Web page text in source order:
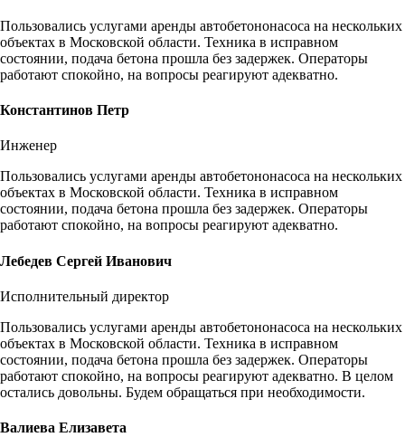
Пользовались услугами аренды автобетононасоса на нескольких
объектах в Московской области. Техника в исправном
состоянии, подача бетона прошла без задержек. Операторы
работают спокойно, на вопросы реагируют адекватно.
Константинов Петр
Инженер
Пользовались услугами аренды автобетононасоса на нескольких
объектах в Московской области. Техника в исправном
состоянии, подача бетона прошла без задержек. Операторы
работают спокойно, на вопросы реагируют адекватно.
Лебедев Сергей Иванович
Исполнительный директор
Пользовались услугами аренды автобетононасоса на нескольких
объектах в Московской области. Техника в исправном
состоянии, подача бетона прошла без задержек. Операторы
работают спокойно, на вопросы реагируют адекватно. В целом
остались довольны. Будем обращаться при необходимости.
Валиева Елизавета